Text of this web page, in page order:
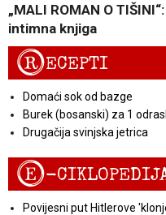
„MALI ROMAN O
intimna knjiga
RECEPTI
Domaći sok od bazge
Burek (bosanski) za 1
Drugačija svinjska jetrica
E-
Povijesni put Hitlerove